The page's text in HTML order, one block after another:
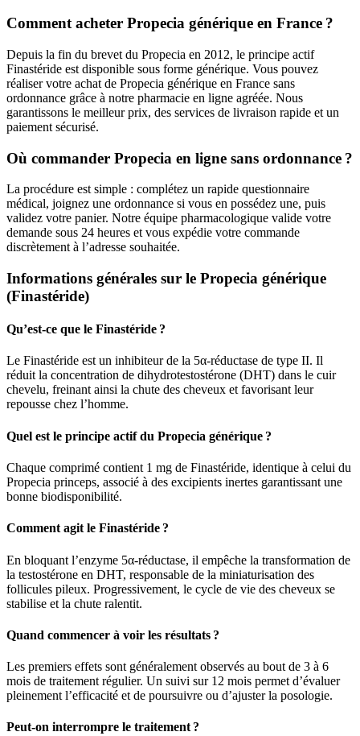
Comment acheter Propecia générique en France ?
Depuis la fin du brevet du Propecia en 2012, le principe actif
Finastéride est disponible sous forme générique. Vous pouvez
réaliser votre achat de Propecia générique en France sans
ordonnance grâce à notre pharmacie en ligne agréée. Nous
garantissons le meilleur prix, des services de livraison rapide et un
paiement sécurisé.
Où commander Propecia en ligne sans ordonnance ?
La procédure est simple : complétez un rapide questionnaire
médical, joignez une ordonnance si vous en possédez une, puis
validez votre panier. Notre équipe pharmacologique valide votre
demande sous 24 heures et vous expédie votre commande
discrètement à l’adresse souhaitée.
Informations générales sur le Propecia générique
(Finastéride)
Qu’est-ce que le Finastéride ?
Le Finastéride est un inhibiteur de la 5α-réductase de type II. Il
réduit la concentration de dihydrotestostérone (DHT) dans le cuir
chevelu, freinant ainsi la chute des cheveux et favorisant leur
repousse chez l’homme.
Quel est le principe actif du Propecia générique ?
Chaque comprimé contient 1 mg de Finastéride, identique à celui du
Propecia princeps, associé à des excipients inertes garantissant une
bonne biodisponibilité.
Comment agit le Finastéride ?
En bloquant l’enzyme 5α-réductase, il empêche la transformation de
la testostérone en DHT, responsable de la miniaturisation des
follicules pileux. Progressivement, le cycle de vie des cheveux se
stabilise et la chute ralentit.
Quand commencer à voir les résultats ?
Les premiers effets sont généralement observés au bout de 3 à 6
mois de traitement régulier. Un suivi sur 12 mois permet d’évaluer
pleinement l’efficacité et de poursuivre ou d’ajuster la posologie.
Peut-on interrompre le traitement ?